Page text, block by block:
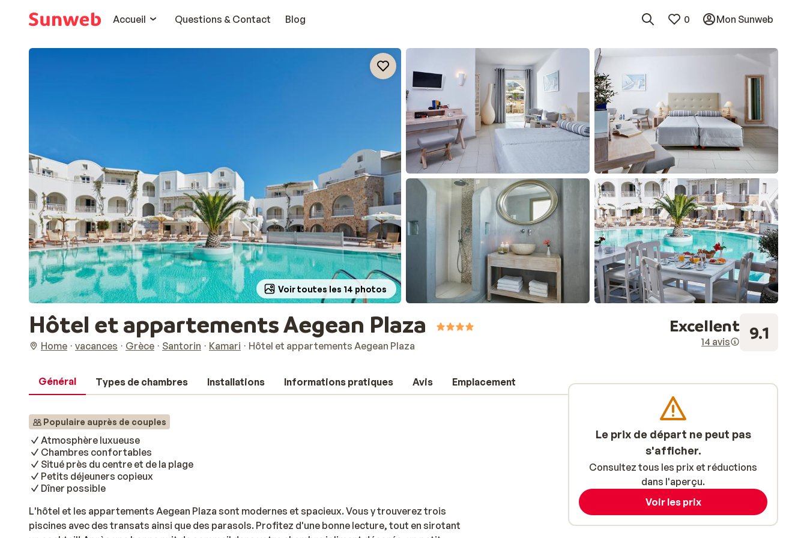
Accueil
Questions & Contact Blog 0 Mon Sunweb
Voir toutes les 14 photos
Hôtel et appartements Aegean Plaza
Home vacances Grèce Santorin Kamari Hôtel et appartements Aegean Plaza
Excellent
14 avis 9.1
Général Types de chambres Installations Informations pratiques Avis Emplacement
Populaire auprès de couples
Atmosphère luxueuse
Chambres confortables
Situé près du centre et de la plage
Petits déjeuners copieux
Dîner possible
L'hôtel et les appartements Aegean Plaza sont modernes et spacieux. Vous y trouverez trois
piscines avec des transats ainsi que des parasols. Profitez d'une bonne lecture, tout en sirotant
Le prix de départ ne peut pas
s'afficher.
Consultez tous les prix et réductions
dans l'aperçu.
Voir les prix